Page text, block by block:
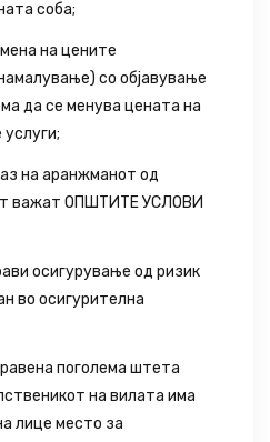
соба;
на цените
со објавување
да се менува цената на
на аранжманот од
важат ОПШТИТЕ УСЛОВИ
осигурување од ризик
во осигурителна
поголема штета
на вилата има
лице место за